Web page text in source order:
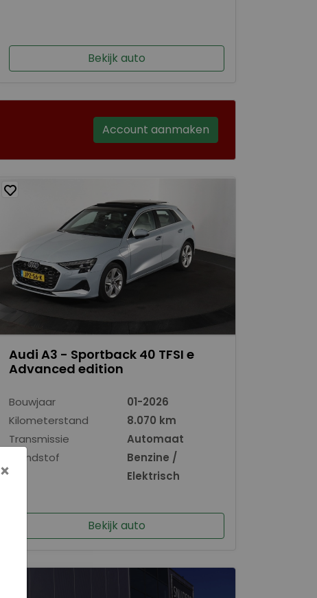
Bekijk auto
Account aanmaken
Audi A3 - Sportback 40 TFSI e
Advanced edition
Bouwjaar
01-2026
Kilometerstand
8.070 km
Transmissie
Automaat
Brandstof
Benzine /
Elektrisch
Bekijk auto
×